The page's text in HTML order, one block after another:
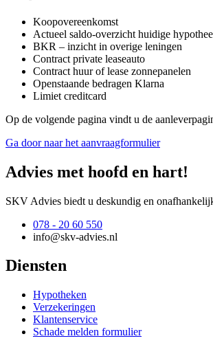
Koopovereenkomst
Actueel saldo-overzicht huidige
BKR – inzicht in overige leningen
Contract private leaseauto
Contract huur of lease zonnepanelen
Openstaande bedragen Klarna
Limiet creditcard
Op de volgende pagina vindt u de
Ga door naar het aanvraagformulier
Advies met hoofd en hart!
SKV Advies biedt u deskundig en
078 - 20 60 550
info@skv-advies.nl
Diensten
Hypotheken
Verzekeringen
Klantenservice
Schade melden formulier